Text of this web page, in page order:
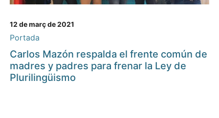
12 de març de 2021
Portada
Carlos Mazón respalda el frente común de
madres y padres para frenar la Ley de
Plurilingüismo